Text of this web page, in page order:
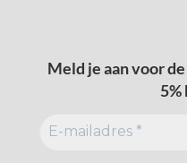
Meld je aan voor